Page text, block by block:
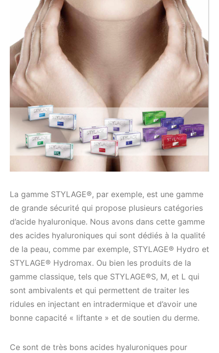
La gamme STYLAGE®, par exemple, est une gamme
de grande sécurité qui propose plusieurs catégories
d’acide hyaluronique. Nous avons dans cette gamme
des acides hyaluroniques qui sont dédiés à la qualité
de la peau, comme par exemple, STYLAGE® Hydro et
STYLAGE® Hydromax. Ou bien les produits de la
gamme classique, tels que STYLAGE®S, M, et L qui
sont ambivalents et qui permettent de traiter les
ridules en injectant en intradermique et d’avoir une
bonne capacité « liftante » et de soutien du derme.
Ce sont de très bons acides hyaluroniques pour